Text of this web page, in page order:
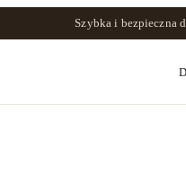
Szybka i bezpieczna